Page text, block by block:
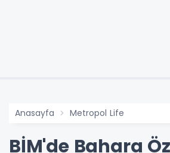
Anasayfa Metropol Life
BİM'de Bahara